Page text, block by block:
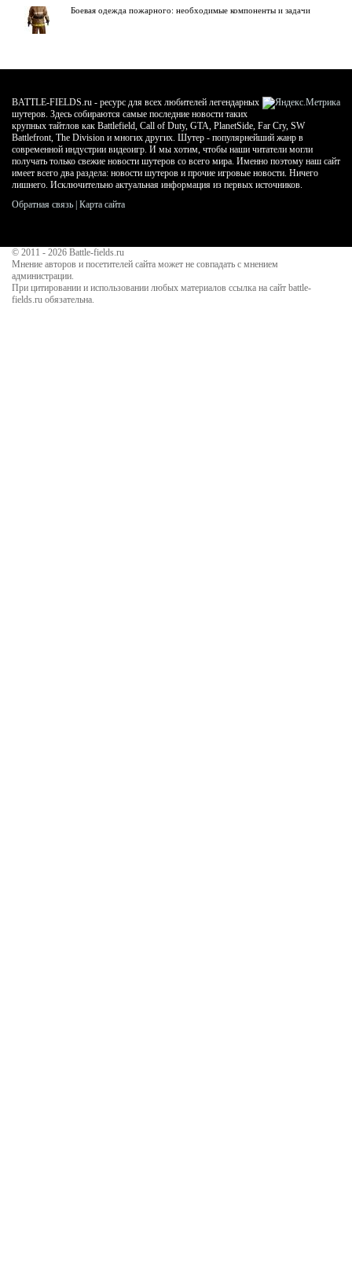
Боевая одежда пожарного: необходимые компоненты и задачи
BATTLE-FIELDS.ru - ресурс для всех любителей легендарных
шутеров. Здесь собираются самые последние новости таких
крупных тайтлов как Battlefield, Call of Duty, GTA, PlanetSide, Far Cry, SW
Battlefront, The Division и многих других. Шутер - популярнейший жанр в
современной индустрии видеоигр. И мы хотим, чтобы наши читатели могли
получать только свежие новости шутеров со всего мира. Именно поэтому наш сайт
имеет всего два раздела: новости шутеров и прочие игровые новости. Ничего
лишнего. Исключительно актуальная информация из первых источников.
Обратная связь Карта сайта
© 2011 - 2026 Battle-fields.ru
Мнение авторов и посетителей сайта может не совпадать с мнением
администрации.
При цитировании и использовании любых материалов ссылка на сайт battle-
fields.ru обязательна.